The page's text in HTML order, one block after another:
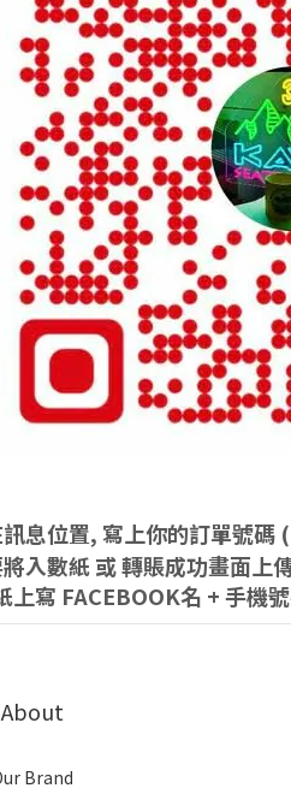
息位置, 寫上你的訂單號碼
入數紙 或 轉賬成功畫面上
上寫 FACEBOOK名 + 手機
About
Brand